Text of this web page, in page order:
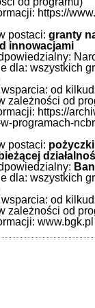
https://
postaci: granty
innowacjami
dla: wszystkich
od
zależności od
https://
programach-
postaci:
dla: wszystkich
od
zależności od
www.bgk.pl